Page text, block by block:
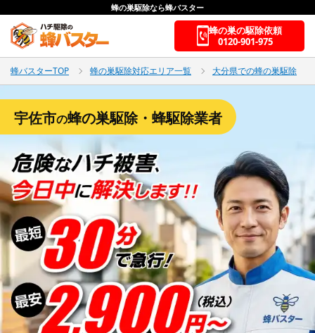
蜂の巣駆除なら蜂バスター
蜂の巣の駆除依頼
0120-901-975
蜂バスターTOP 蜂の巣駆除対応エリア一覧 大分県での蜂の巣駆除
宇佐市の蜂の巣駆除・蜂駆除業者